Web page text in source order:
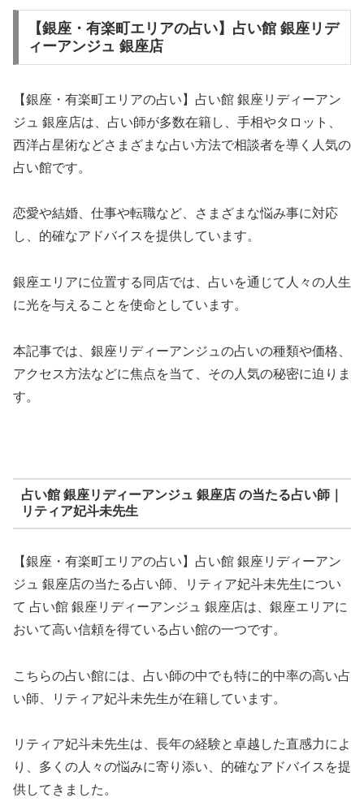
【銀座・有楽町エリアの占い】占い館 銀座リデ
ィーアンジュ 銀座店
【銀座・有楽町エリアの占い】占い館 銀座リディーアン
ジュ 銀座店は、占い師が多数在籍し、手相やタロット、
西洋占星術などさまざまな占い方法で相談者を導く人気の
占い館です。
恋愛や結婚、仕事や転職など、さまざまな悩み事に対応
し、的確なアドバイスを提供しています。
銀座エリアに位置する同店では、占いを通じて人々の人生
に光を与えることを使命としています。
本記事では、銀座リディーアンジュの占いの種類や価格、
アクセス方法などに焦点を当て、その人気の秘密に迫りま
す。
占い館 銀座リディーアンジュ 銀座店 の当たる占い師｜
リティア妃斗未先生
【銀座・有楽町エリアの占い】占い館 銀座リディーアン
ジュ 銀座店の当たる占い師、リティア妃斗未先生につい
て 占い館 銀座リディーアンジュ 銀座店は、銀座エリアに
おいて高い信頼を得ている占い館の一つです。
こちらの占い館には、占い師の中でも特に的中率の高い占
い師、リティア妃斗未先生が在籍しています。
リティア妃斗未先生は、長年の経験と卓越した直感力によ
り、多くの人々の悩みに寄り添い、的確なアドバイスを提
供してきました。